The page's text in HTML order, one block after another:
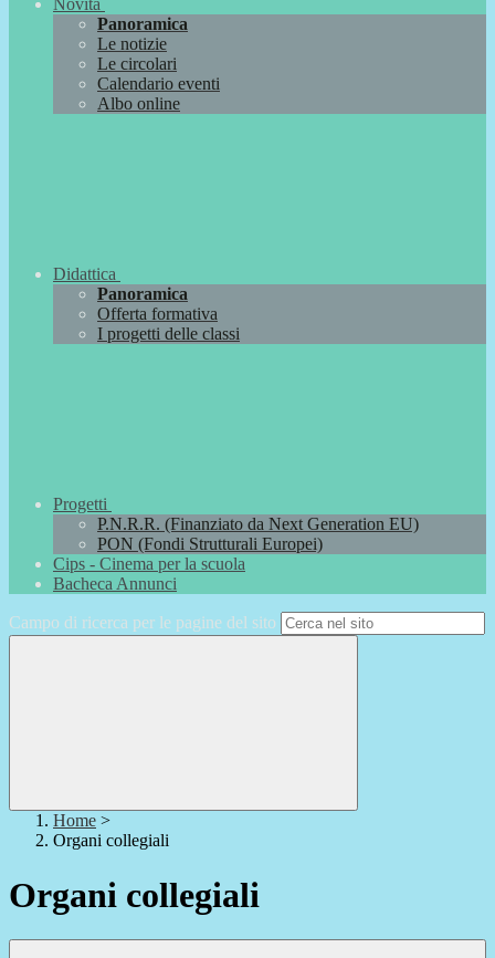
Novità
Panoramica
Le notizie
Le circolari
Calendario eventi
Albo online
Didattica
Panoramica
Offerta formativa
I progetti delle classi
Progetti
P.N.R.R. (Finanziato da Next Generation EU)
PON (Fondi Strutturali Europei)
Cips - Cinema per la scuola
Bacheca Annunci
Campo di ricerca per le pagine del sito
Home >
Organi collegiali
Organi collegiali